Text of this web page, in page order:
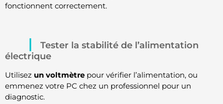
fonctionnent correctement.
Tester la stabilité de l’alimentation
électrique
Utilisez un voltmètre pour vérifier l’alimentation, ou
emmenez votre PC chez un professionnel pour un
diagnostic.